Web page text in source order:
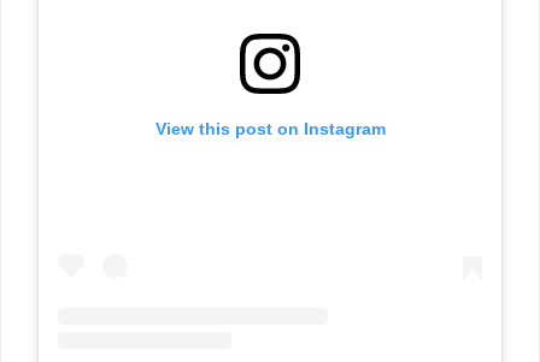
View this post on Instagram